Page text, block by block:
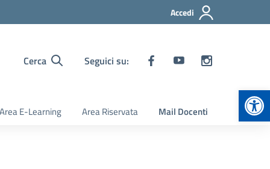
Accedi
Cerca Seguici su:
Area E-Learning Area Riservata Mail Docenti